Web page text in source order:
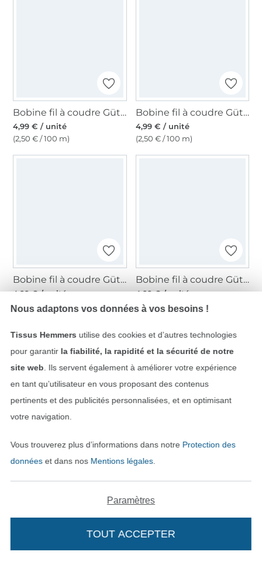
Bobine fil à coudre Gütermann 200m polyester, (382) rose vif
4,99 € / unité
(2,50 € / 100 m)
Bobine fil à coudre Gütermann 200m polyester, (384) rouge persan
4,99 € / unité
(2,50 € / 100 m)
Bobine fil à coudre Gütermann 200m polyester, (412) jaune miel
4,99 € / unité
(2,50 € / 100 m)
Bobine fil à coudre Gütermann 200m polyester, (316) bleu royal
4,99 € / unité
(2,50 € / 100 m)
Bobine fil à coudre Gütermann 500m polyester Toldi, (036) anthracite
2,87 € / unité
4,99 € / unité
Nous adaptons vos données à vos besoins !
Tissus Hemmers utilise des cookies et d’autres technologies
pour garantir la fiabilité, la rapidité et la sécurité de notre
site web . Ils servent également à améliorer votre expérience
en tant qu’utilisateur en vous proposant des contenus
pertinents et des publicités personnalisées, et en optimisant
votre navigation.
Vous trouverez plus d’informations dans notre Protection des
donnéeset dans nos Mentions légales.
Paramètres
TOUT ACCEPTER